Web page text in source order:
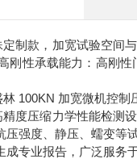
制款，加宽试验空间
刚性承载能力：高刚
度压缩力学性能检测
强度、静压、蠕变
专业报告，广泛服